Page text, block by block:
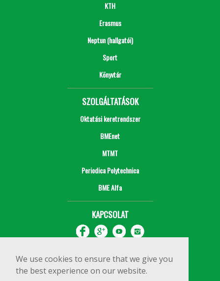
We use cookies to ensure that we give you
the best experience on our website.
KTH
Erasmus
Neptun (hallgatói)
Sport
Könyvtár
SZOLGÁLTATÁSOK
Oktatási keretrendszer
BMEnet
MTMT
Periodica Polytechnica
BME Alfa
KAPCSOLAT